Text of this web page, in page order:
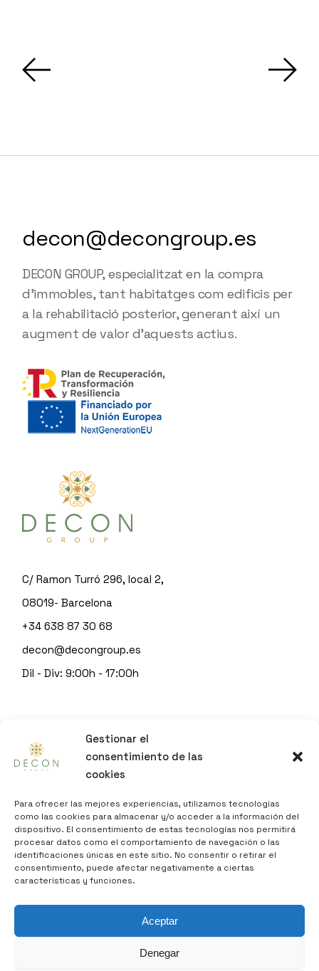
Gestionar el
consentimiento de las
cookies
Para ofrecer las mejores experiencias, utilizamos tecnologías
como las cookies para almacenar y/o acceder a la información del
dispositivo. El consentimiento de estas tecnologías nos permitirá
procesar datos como el comportamiento de navegación o las
identificaciones únicas en este sitio. No consentir o retirar el
consentimiento, puede afectar negativamente a ciertas
características y funciones.
Aceptar
Denegar
decon@decongroup.es
DECON GROUP, especialitzat en la compra
d'immobles, tant habitatges com edificis per
a la rehabilitació posterior, generant així un
augment de valor d'aquests actius.
C/ Ramon Turró 296, local 2,
08019- Barcelona
+34 638 87 30 68
decon@decongroup.es
Dil - Div: 9:00h - 17:00h
bySitgeshosting
INFO
AVÍS LEGAL
POLÍTICA DE PRIVADESA
POLÍTICA DE COOKIES
DECLARACIÓ D’ACCESSIBILITAT